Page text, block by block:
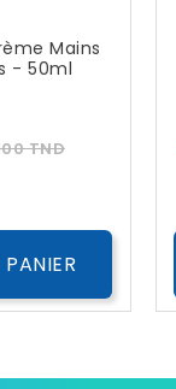
Mains
- 50ml
TNDPrix